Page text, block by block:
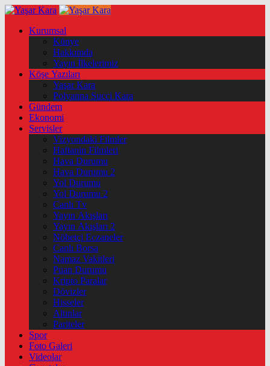
Kurumsal
Künye
Hakkımda
Yayın İlkelerimiz
Köşe Yazıları
Yaşar Kara
Polyanna Succi Kara
Gündem
Ekonomi
Servisler
Vizyondaki Filmler
Haftanin Filmleri
Hava Durumu
Hava Durumu 2
Yol Durumu
Yol Durumu 2
Canlı Tv
Yayın Akışları
Yayın Akışları 2
Nöbetçi Eczaneler
Canlı Borsa
Namaz Vakitleri
Puan Durumu
Kripto Paralar
Dövizler
Hisseler
Altınlar
Pariteler
Spor
Foto Galeri
Videolar